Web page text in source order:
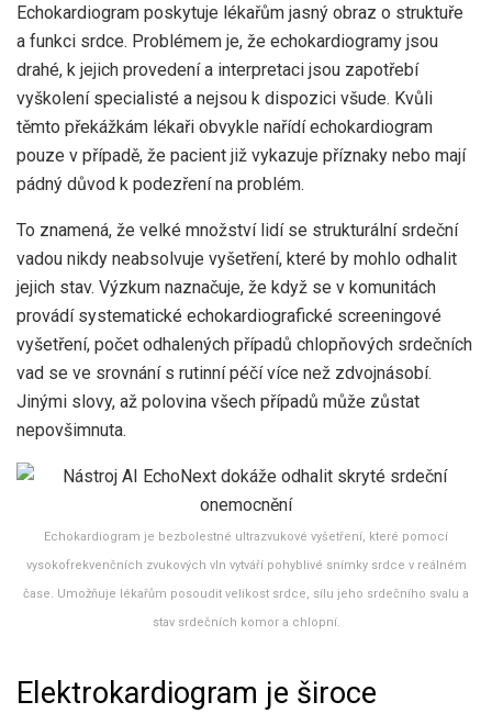
Echokardiogram poskytuje lékařům jasný obraz o struktuře
a funkci srdce. Problémem je, že echokardiogramy jsou
drahé, k jejich provedení a interpretaci jsou zapotřebí
vyškolení specialisté a nejsou k dispozici všude. Kvůli
těmto překážkám lékaři obvykle nařídí echokardiogram
pouze v případě, že pacient již vykazuje příznaky nebo mají
pádný důvod k podezření na problém.
To znamená, že velké množství lidí se strukturální srdeční
vadou nikdy neabsolvuje vyšetření, které by mohlo odhalit
jejich stav. Výzkum naznačuje, že když se v komunitách
provádí systematické echokardiografické screeningové
vyšetření, počet odhalených případů chlopňových srdečních
vad se ve srovnání s rutinní péčí více než zdvojnásobí.
Jinými slovy, až polovina všech případů může zůstat
nepovšimnuta.
Echokardiogram je bezbolestné ultrazvukové vyšetření, které pomocí
vysokofrekvenčních zvukových vln vytváří pohyblivé snímky srdce v reálném
čase. Umožňuje lékařům posoudit velikost srdce, sílu jeho srdečního svalu a
stav srdečních komor a chlopní.
Elektrokardiogram je široce